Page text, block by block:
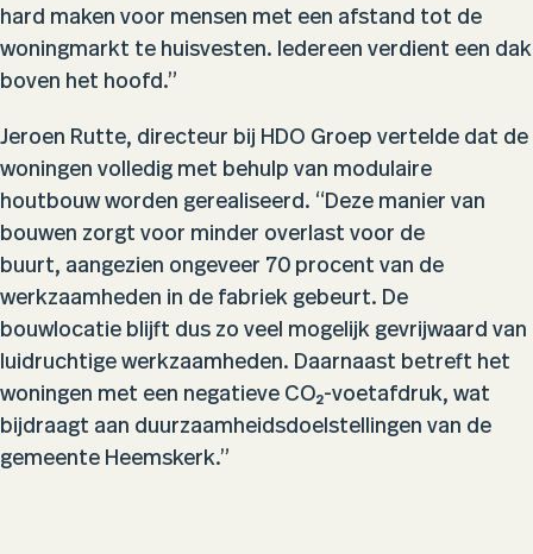
hard maken voor mensen met een afstand tot de
woningmarkt te huisvesten. Iedereen verdient een dak
boven het hoofd.”
Jeroen Rutte, directeur bij HDO Groep vertelde dat de
woningen volledig met behulp van modulaire
houtbouw worden gerealiseerd. “Deze manier van
bouwen zorgt voor minder overlast voor de
buurt, aangezien ongeveer 70 procent van de
werkzaamheden in de fabriek gebeurt. De
bouwlocatie blijft dus zo veel mogelijk gevrijwaard van
luidruchtige werkzaamheden. Daarnaast betreft het
woningen met een negatieve CO₂-voetafdruk, wat
bijdraagt aan duurzaamheidsdoelstellingen van de
gemeente Heemskerk.”